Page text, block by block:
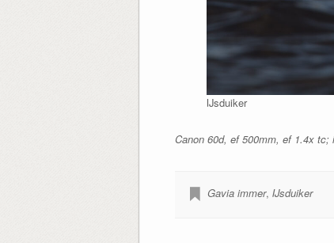
IJsduiker
Canon 60d, ef 500mm, ef 1.4x
Gavia immer, IJsduiker